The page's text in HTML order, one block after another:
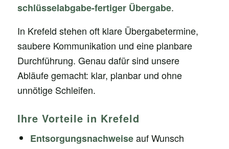
schlüsselabgabe-fertiger Übergabe.
In Krefeld stehen oft klare Übergabetermine,
saubere Kommunikation und eine planbare
Durchführung. Genau dafür sind unsere
Abläufe gemacht: klar, planbar und ohne
unnötige Schleifen.
Ihre Vorteile in Krefeld
Entsorgungsnachweiseauf Wunsch